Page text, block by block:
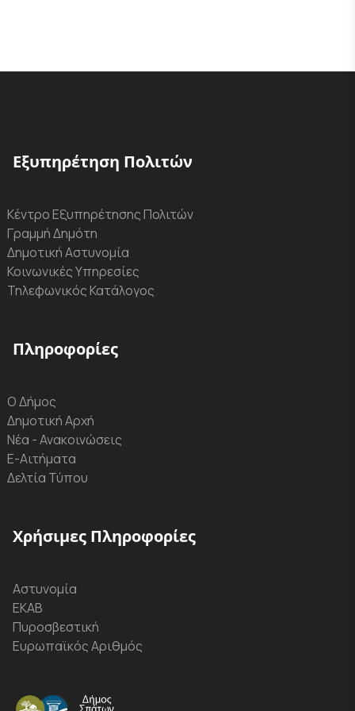
Εξυπηρέτηση Πολιτών
Κέντρο Εξυπηρέτησης Πολιτών
Γραμμή Δημότη
Δημοτική Αστυνομία
Κοινωνικές Υπηρεσίες
Τηλεφωνικός Κατάλογος
Πληροφορίες
Ο Δήμος
Δημοτική Αρχή
Νέα - Ανακοινώσεις
Ε-Αιτήματα
Δελτία Τύπου
Χρήσιμες Πληροφορίες
Αστυνομία
ΕΚΑΒ
Πυροσβεστική
Ευρωπαϊκός Αριθμός